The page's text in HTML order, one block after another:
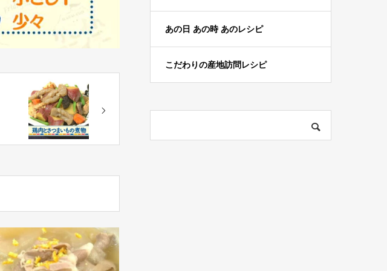
あの日 あの時 あのレシピ
こだわりの産地訪問レシピ